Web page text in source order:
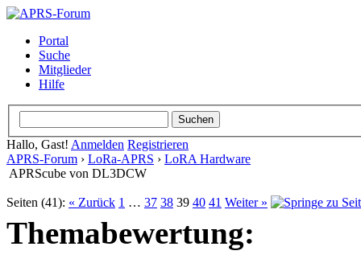
Portal
Suche
Mitglieder
Hilfe
Hallo, Gast! Anmelden Registrieren
APRS-Forum › LoRa-APRS › LoRA Hardware
APRScube von DL3DCW
Seiten (41): « Zurück 1 … 37 38 39 40 41 Weiter »
Themabewertung: